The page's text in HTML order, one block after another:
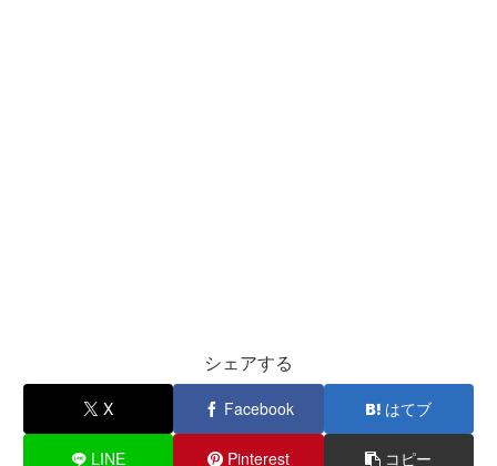
シェアする
X Facebook はてブ
LINE Pinterest コピー